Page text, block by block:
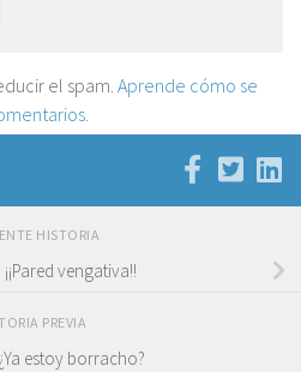
el spam. Aprende cómo se
HISTORIA
vengativa!!
PREVIA
estoy borracho?